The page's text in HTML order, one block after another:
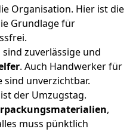
Organisation. Hier ist die
Grundlage für
zuverlässige und
. Auch Handwerker für
unverzichtbar.
der Umzugstag.
,
muss pünktlich